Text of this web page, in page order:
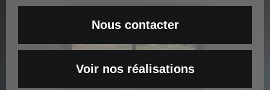
Nous contacter
Voir nos réalisations